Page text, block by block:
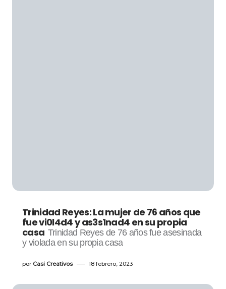
Trinidad Reyes: La mujer de 76 años que
fue vi0l4d4 y as3s1nad4 en su propia
casa Trinidad Reyes de 76 años fue asesinada
y violada en su propia casa
por Casi Creativos 18 febrero, 2023